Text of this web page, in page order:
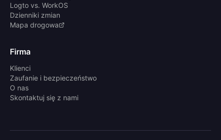
Logto vs. WorkOS
Dzienniki zmian
Mapa drogowa
Firma
Klienci
Zaufanie i bezpieczeństwo
O nas
Skontaktuj się z nami